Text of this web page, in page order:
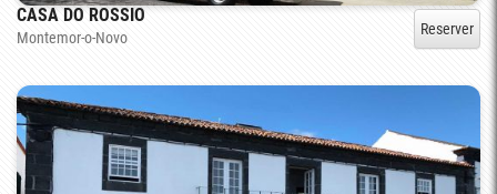
CASA DO ROSSIO
Montemor-o-Novo Reserver